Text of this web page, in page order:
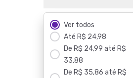
Ver todos
Até R$ 24,98
De R$ 24,99 até R$
33,88
De R$ 35,86 até R$